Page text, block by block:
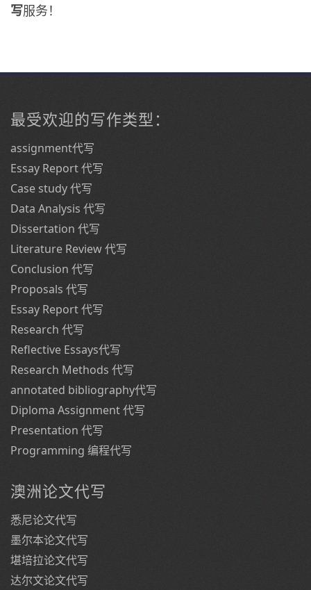
写服务！
最受欢迎的写作类型：
assignment代写
Essay Report 代写
Case study 代写
Data Analysis 代写
Dissertation 代写
Literature Review 代写
Conclusion 代写
Proposals 代写
Essay Report 代写
Research 代写
Reflective Essays代写
Research Methods 代写
annotated bibliography代写
Diploma Assignment 代写
Presentation 代写
Programming 编程代写
澳洲论文代写
悉尼论文代写
墨尔本论文代写
堪培拉论文代写
达尔文论文代写